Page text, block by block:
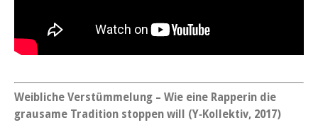
Weib­liche Ver­stüm­melung – Wie eine Rap­perin die
grausame Tra­di­tion stop­pen will (Y‑Kollektiv, 2017)